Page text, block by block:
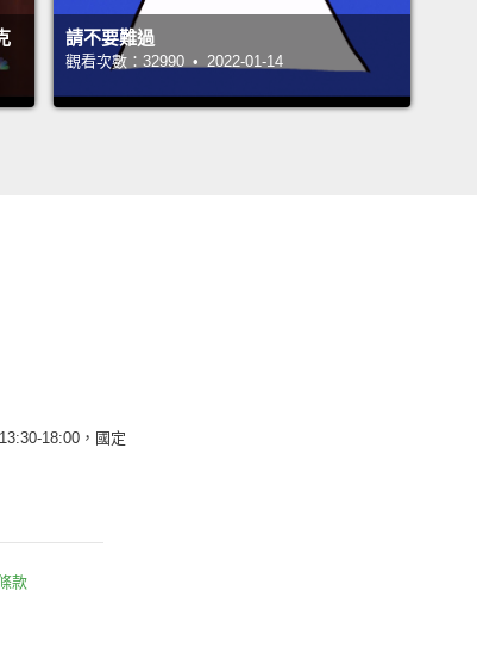
請不要難過
觀看次數：32990 • 2022-01-14
18:00，國定
款